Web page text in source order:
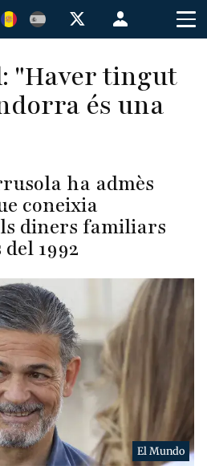
Menú
de
cuenta
de
usuario
"Haver tingut
és una
ha admès
coneixia
diners familiars
1992
El Mundo